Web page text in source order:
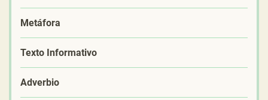
Metáfora
Texto Informativo
Adverbio